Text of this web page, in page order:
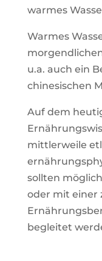
warmes
Warmes
u.a. auch ein
chinesischen
Auf dem
mittlerweile
sollten
oder mit einer
begleitet